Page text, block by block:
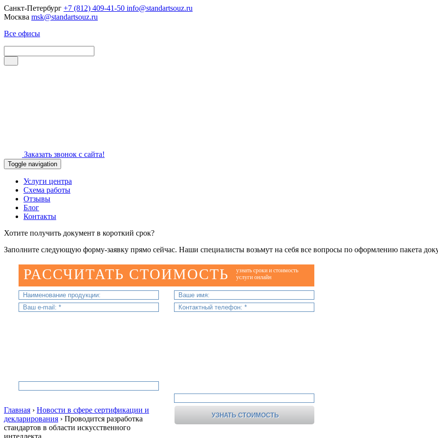
Санкт-Петербург +7 (812) 409-41-50 info@standartsouz.ru
Москва msk@standartsouz.ru
Все офисы
Заказать звонок с сайта!
Toggle navigation
Услуги центра
Схема работы
Отзывы
Блог
Контакты
Хотите получить документ в короткий срок?
Заполните следующую форму-заявку прямо сейчас. Наши специалисты возьмут на себя все вопросы по оформлению пакета
РАССЧИТАТЬ СТОИМОСТЬ
узнать сроки и стоимость
услуги онлайн
Главная › Новости в сфере сертификации и
декларирования › Проводится разработка
стандартов в области искусственного
интеллекта